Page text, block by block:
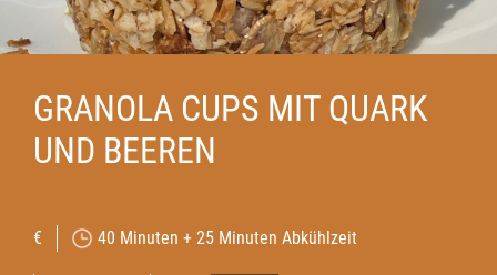
GRANOLA CUPS MIT QUARK
UND BEEREN
€ 40 Minuten + 25 Minuten Abkühlzeit